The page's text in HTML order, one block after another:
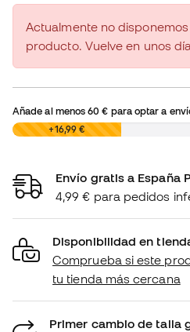
Actualmente no
producto. Vuelve en unos
Añade al menos60 € para optar a
0,00 € +16,99 €
Envío gratis a España
4,99 € para pedidos
Disponibilidad en
Comprueba si este
tu tienda más cercana
Primer cambio de talla